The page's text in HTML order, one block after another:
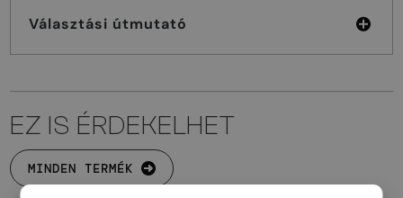
Választási útmutató
EZ IS ÉRDEKELHET
MINDEN TERMÉK